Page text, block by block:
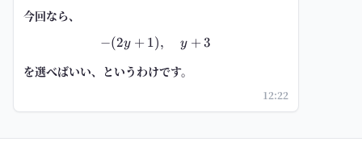
今回なら、
-(2y+1),\quad y+3
−(2y + 1), y +3
を選べばいい、というわけです。
12:22